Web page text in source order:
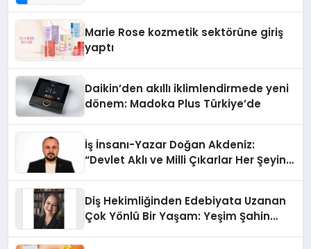
Marie Rose kozmetik sektörüne giriş
yaptı
Daikin’den akıllı iklimlendirmede yeni
dönem: Madoka Plus Türkiye’de
İş İnsanı-Yazar Doğan Akdeniz:
“Devlet Aklı ve Milli Çıkarlar Her Şeyin
Diş Hekimliğinden Edebiyata Uzanan
Çok Yönlü Bir Yaşam: Yeşim Şahin